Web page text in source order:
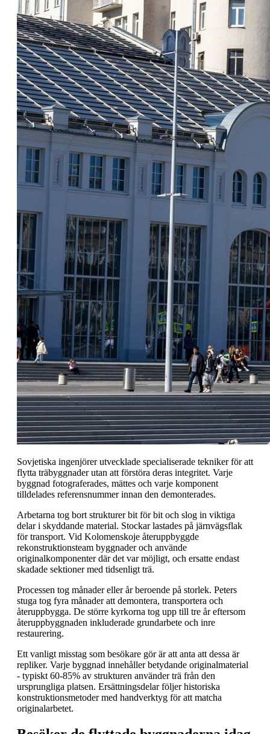
Sovjetiska ingenjörer utvecklade specialiserade tekniker för att
flytta träbyggnader utan att förstöra deras integritet. Varje
byggnad fotograferades, mättes och varje komponent
tilldelades referensnummer innan den demonterades.
Arbetarna tog bort strukturer bit för bit och slog in viktiga
delar i skyddande material. Stockar lastades på järnvägsflak
för transport. Vid Kolomenskoje återuppbyggde
rekonstruktionsteam byggnader och använde
originalkomponenter där det var möjligt, och ersatte endast
skadade sektioner med tidsenligt trä.
Processen tog månader eller år beroende på storlek. Peters
stuga tog fyra månader att demontera, transportera och
återuppbygga. De större kyrkorna tog upp till tre år eftersom
återuppbyggnaden inkluderade grundarbete och inre
restaurering.
Ett vanligt misstag som besökare gör är att anta att dessa är
repliker. Varje byggnad innehåller betydande originalmaterial
- typiskt 60-85% av strukturen använder trä från den
ursprungliga platsen. Ersättningsdelar följer historiska
konstruktionsmetoder med handverktyg för att matcha
originalarbetet.